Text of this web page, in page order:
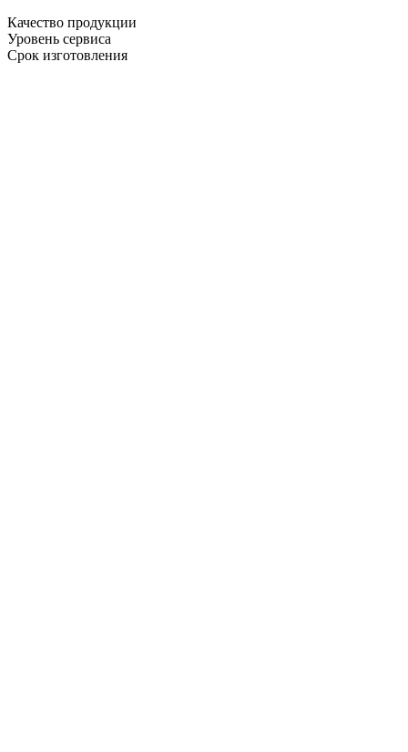
Качество продукции
Уровень сервиса
Срок изготовления